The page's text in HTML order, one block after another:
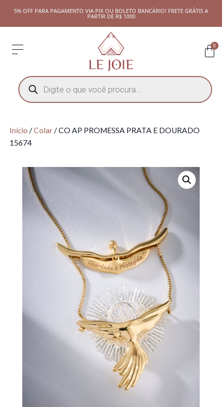
5% OFF PARA PAGAMENTO VIA PIX OU BOLETO BANCÁRIO! FRETE GRÁTIS A
PARTIR DE R$ 1000
0
Início /Colar/ CO AP PROMESSA PRATA E DOURADO
15674